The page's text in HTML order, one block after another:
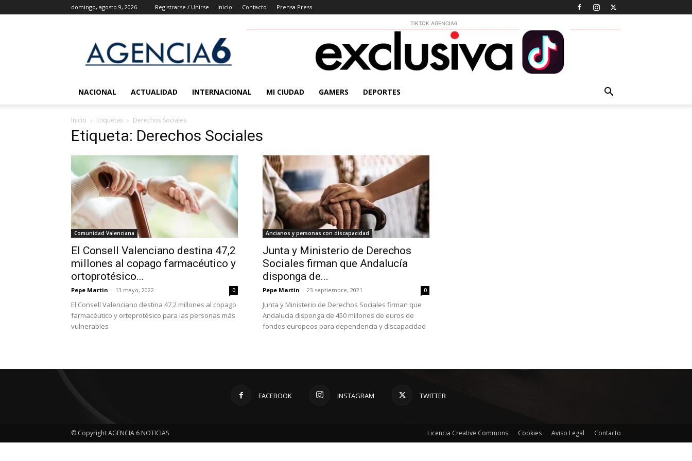
domingo, agosto 9, 2026 Registrarse / Unirse Inicio Contacto Prensa Press
6
Noticias
TIKTOK AGENCIA6
NACIONAL ACTUALIDAD INTERNACIONAL MI CIUDAD GAMERS DEPORTES
Inicio Etiquetas Derechos Sociales
Etiqueta: Derechos Sociales
Comunidad Valenciana
El Consell Valenciano destina 47,2
millones al copago farmacéutico y
ortoprotésico...
Pepe Martin - 13 mayo, 2022 0
El Consell Valenciano destina 47,2 millones al copago
farmacéutico y ortoprotésico para las personas más
vulnerables
Ancianos y personas con discapacidad
Junta y Ministerio de Derechos
Sociales firman que Andalucía
disponga de...
Pepe Martin - 23 septiembre, 2021 0
Junta y Ministerio de Derechos Sociales firman que
Andalucía disponga de 450 millones de euros de
fondos europeos para dependencia y discapacidad
FACEBOOK INSTAGRAM TWITTER
Licencia Creative Commons Cookies Aviso Legal Contacto
© Copyright AGENCIA 6 NOTICIAS